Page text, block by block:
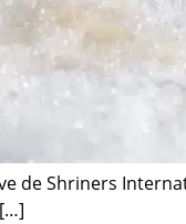
de Shriners